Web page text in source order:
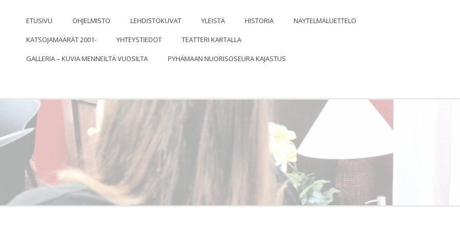
NÄYTTÄMÖ
ETUSIVU OHJELMISTO LEHDISTÖKUVAT YLEISTÄ HISTORIA NÄYTELMÄLUETTELO
KATSOJAMÄÄRÄT 2001- YHTEYSTIEDOT TEATTERI KARTALLA
GALLERIA – KUVIA MENNEILTÄ VUOSILTA PYHÄMAAN NUORISOSEURA KAJASTUS